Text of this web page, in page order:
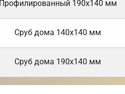
Профилированный 190х140 мм
Cруб дома 140х140 мм
Cруб дома 190х140 мм